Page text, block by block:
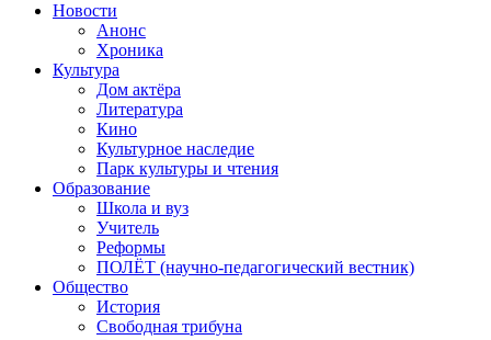
Новости
Анонс
Хроника
Культура
Дом актёра
Литература
Кино
Культурное наследие
Парк культуры и чтения
Образование
Школа и вуз
Учитель
Реформы
ПОЛЁТ (научно-педагогический вестник)
Общество
История
Свободная трибуна